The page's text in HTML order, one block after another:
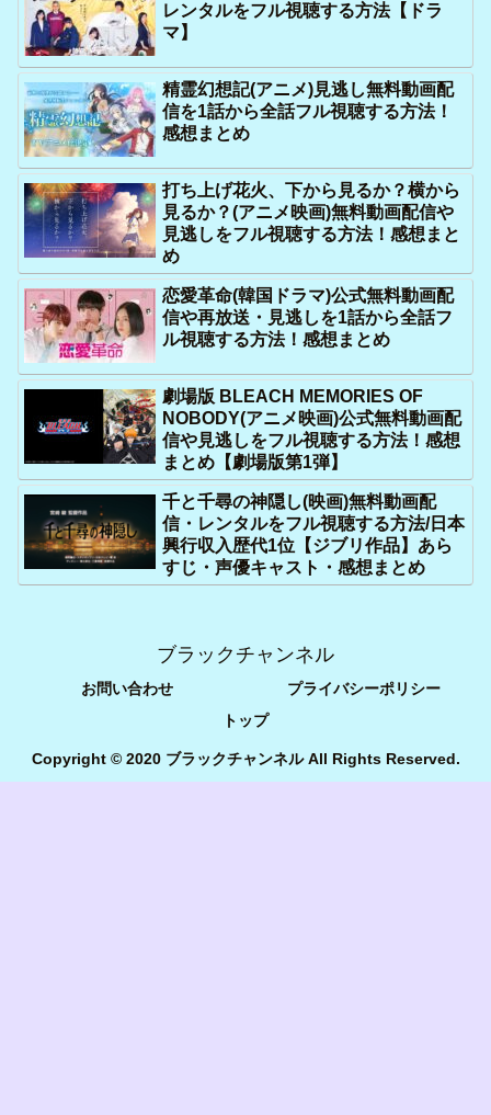
レンタルをフル視聴する方法【ドラ
マ】
精霊幻想記(アニメ)見逃し無料動画配
信を1話から全話フル視聴する方法！
感想まとめ
打ち上げ花火、下から見るか？横から
見るか？(アニメ映画)無料動画配信や
見逃しをフル視聴する方法！感想まと
め
恋愛革命(韓国ドラマ)公式無料動画配
信や再放送・見逃しを1話から全話フ
ル視聴する方法！感想まとめ
劇場版 BLEACH MEMORIES OF
NOBODY(アニメ映画)公式無料動画配
信や見逃しをフル視聴する方法！感想
まとめ【劇場版第1弾】
千と千尋の神隠し(映画)無料動画配
信・レンタルをフル視聴する方法/日本
興行収入歴代1位【ジブリ作品】あら
すじ・声優キャスト・感想まとめ
ブラックチャンネル
お問い合わせ
プライバシーポリシー
トップ
Copyright © 2020 ブラックチャンネル All Rights Reserved.